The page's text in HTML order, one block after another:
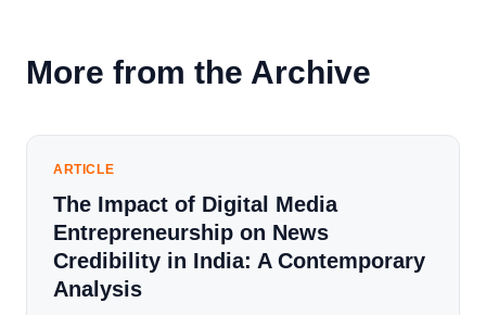
More from the Archive
ARTICLE
The Impact of Digital Media
Entrepreneurship on News
Credibility in India: A Contemporary
Analysis